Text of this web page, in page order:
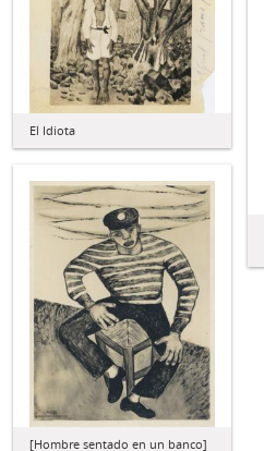
El Idiota
[Hombre sentado en un banco]